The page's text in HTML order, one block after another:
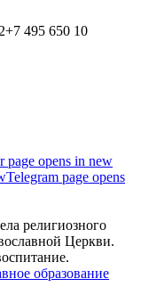
+7 495 650 10
page opens in new
Telegram page opens
религиозного
Церкви.